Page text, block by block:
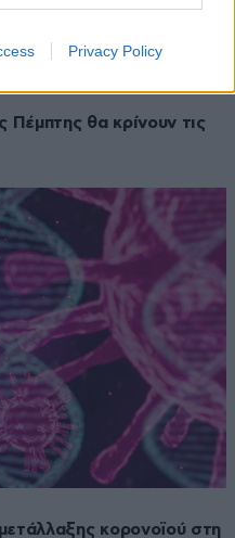
Privacy Policy
Πέμπτης θα κρίνουν τις
κορονοϊού στη